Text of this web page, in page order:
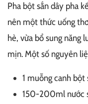
Pha bột sắn dây pha
nên một thức uống
hè, vừa bổ sung năng
mịn. Một số nguyên
1 muỗng canh bột
150-200ml nước